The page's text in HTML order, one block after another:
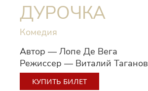
КУПИТЬ БИЛЕТ
Автор — Лопе Де Вега
Режиссер — Виталий Таганов
ДУРОЧКА
Комедия